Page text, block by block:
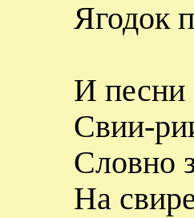
Ягодок
И песни
Свии-
Словно
На